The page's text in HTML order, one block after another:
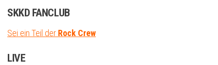
SKKD FANCLUB
Sei ein Teil der Rock Crew
LIVE